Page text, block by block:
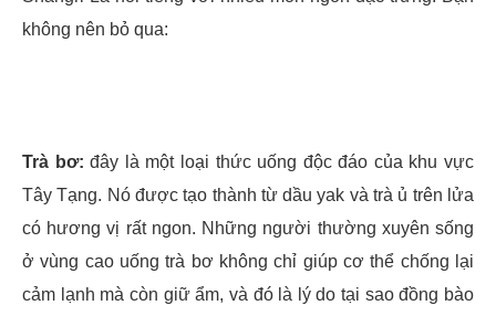
không nên bỏ qua:
Trà bơ: đây là một loại thức uống độc đáo của khu vực
Tây Tạng. Nó được tạo thành từ dầu yak và trà ủ trên lửa
có hương vị rất ngon. Những người thường xuyên sống
ở vùng cao uống trà bơ không chỉ giúp cơ thể chống lại
cảm lạnh mà còn giữ ẩm, và đó là lý do tại sao đồng bào